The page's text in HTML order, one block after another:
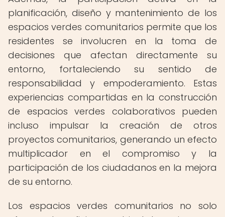
planificación, diseño y mantenimiento de los
espacios verdes comunitarios permite que los
residentes se involucren en la toma de
decisiones que afectan directamente su
entorno, fortaleciendo su sentido de
responsabilidad y empoderamiento. Estas
experiencias compartidas en la construcción
de espacios verdes colaborativos pueden
incluso impulsar la creación de otros
proyectos comunitarios, generando un efecto
multiplicador en el compromiso y la
participación de los ciudadanos en la mejora
de su entorno.
Los espacios verdes comunitarios no solo